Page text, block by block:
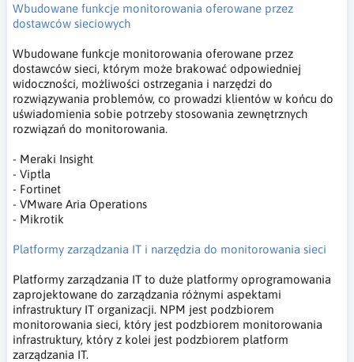
Wbudowane funkcje monitorowania oferowane przez
dostawców sieciowych
Wbudowane funkcje monitorowania oferowane przez
dostawców sieci, którym może brakować odpowiedniej
widoczności, możliwości ostrzegania i narzędzi do
rozwiązywania problemów, co prowadzi klientów w końcu do
uświadomienia sobie potrzeby stosowania zewnętrznych
rozwiązań do monitorowania.
- Meraki Insight
- Viptla
- Fortinet
- VMware Aria Operations
- Mikrotik
Platformy zarządzania IT i narzędzia do monitorowania sieci
Platformy zarządzania IT to duże platformy oprogramowania
zaprojektowane do zarządzania różnymi aspektami
infrastruktury IT organizacji. NPM jest podzbiorem
monitorowania sieci, który jest podzbiorem monitorowania
infrastruktury, który z kolei jest podzbiorem platform
zarządzania IT.